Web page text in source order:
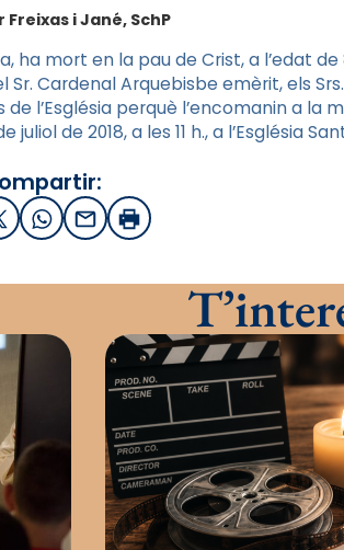
Freixas i Jané, SchP
ha mort en la pau de Crist, a l’edat de
Sr. Cardenal Arquebisbe emèrit, els
l’Església perquè l’encomanin a la
de 2018, a les 11 h., a l’Església
/ Twitter
WhatsApp
EmailImprimir